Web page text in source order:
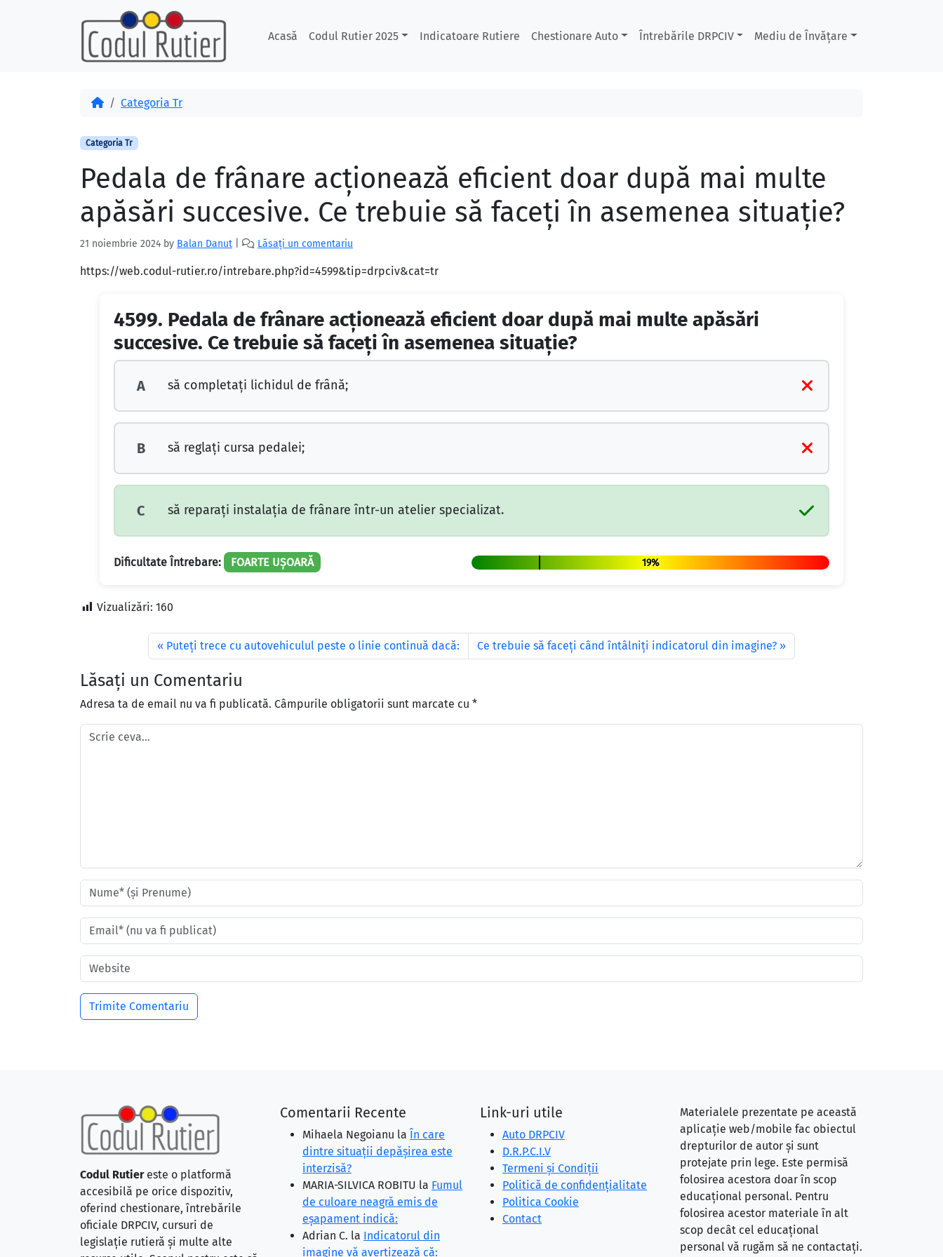
Acasă Codul Rutier 2025 Indicatoare Rutiere Chestionare Auto Întrebările DRPCIV Mediu de Învățare
AcasăCategoria Tr
Categoria Tr
Pedala de frânare acționează eficient doar după mai multe
apăsări succesive. Ce trebuie să faceți în asemenea situație?
21 noiembrie 2024 by Balan Danut Lăsați un comentariu
https://web.codul-rutier.ro/intrebare.php?id=4599&tip=drpciv&cat=tr
4599. Pedala de frânare acționează eficient doar după mai multe apăsări
succesive. Ce trebuie să faceți în asemenea situație?
A să completați lichidul de frână;
B să reglați cursa pedalei;
C să reparați instalația de frânare într-un atelier specializat.
Dificultate Întrebare: FOARTE UȘOARĂ 19%
Vizualizări: 160
Puteţi trece cu autovehiculul peste o linie continuă dacă: Ce trebuie să faceţi când întâlniţi indicatorul din imagine?
Lăsați un Comentariu
Adresa ta de email nu va fi publicată. Câmpurile obligatorii sunt marcate cu *
Codul Rutiereste o platformă
accesibilă pe orice dispozitiv,
oferind chestionare, întrebările
oficiale DRPCIV, cursuri de
legislație rutieră și multe alte
Comentarii Recente
Mihaela Negoianu la În care
dintre situaţii depăşirea este
interzisă?
MARIA-SILVICA ROBITU la Fumul
de culoare neagră emis de
eşapament indică:
Adrian C. la Indicatorul din
imagine vă avertizează că:
Link-uri utile
Auto DRPCIV
D.R.P.C.I.V
Termeni și Condiții
Politică de confidențialitate
Politica Cookie
Contact
Materialele prezentate pe această
aplicație web/mobile fac obiectul
drepturilor de autor și sunt
protejate prin lege. Este permisă
folosirea acestora doar în scop
educațional personal. Pentru
folosirea acestor materiale în alt
scop decât cel educațional
personal vă rugăm să ne contactați.